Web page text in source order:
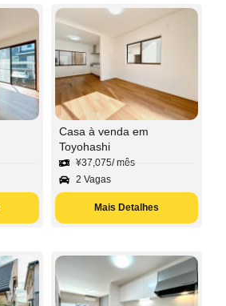
Casa à venda em
Toyohashi
¥37,075/ mês
2 Vagas
Mais Detalhes